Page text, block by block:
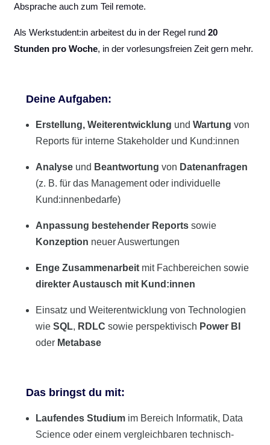
Absprache auch zum Teil remote.
Als Werkstudent:in arbeitest du in der Regel rund 20
Stunden pro Woche, in der vorlesungsfreien Zeit gern mehr.
Deine Aufgaben:
Erstellung, Weiterentwicklung und Wartung von
Reports für interne Stakeholder und Kund:innen
Analyseund Beantwortung von Datenanfragen
(z. B. für das Management oder individuelle
Kund:innenbedarfe)
Anpassung bestehender Reportssowie
Konzeption neuer Auswertungen
Enge Zusammenarbeitmit Fachbereichen sowie
direkter Austausch mit Kund:innen
Einsatz und Weiterentwicklung von Technologien
wie SQL, RDLC sowie perspektivisch Power BI
oder Metabase
Das bringst du mit:
Laufendes Studiumim Bereich Informatik, Data
Science oder einem vergleichbaren technisch-